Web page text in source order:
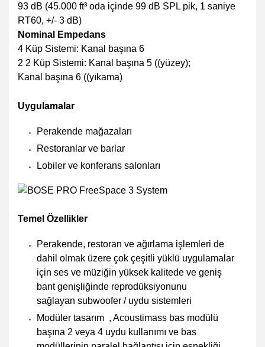
93 dB (45.000 ft³ oda içinde 99 dB SPL pik, 1 saniye
RT60, +/- 3 dB)
Nominal Empedans
4 Küp Sistemi: Kanal başına 6
2 2 Küp Sistemi: Kanal başına 5 ((yüzey);
Kanal başına 6 ((yıkama)
Uygulamalar
Perakende mağazaları
Restoranlar ve barlar
Lobiler ve konferans salonları
Temel Özellikler
Perakende, restoran ve ağırlama işlemleri de
dahil olmak üzere çok çeşitli yüklü uygulamalar
için ses ve müziğin yüksek kalitede ve geniş
bant genişliğinde reprodüksiyonunu
sağlayan subwoofer / uydu sistemleri
Modüler tasarım , Acoustimass bas modülü
başına 2 veya 4 uydu kullanımı ve bas